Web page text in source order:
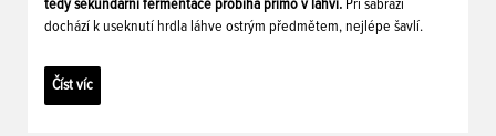
tedy sekundární fermentace probíhá přímo v láhvi. Při sabráži
dochází k useknutí hrdla láhve ostrým předmětem, nejlépe šavlí.
Číst víc